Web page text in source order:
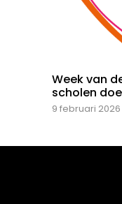
Week van
scholen
9 februari 2026